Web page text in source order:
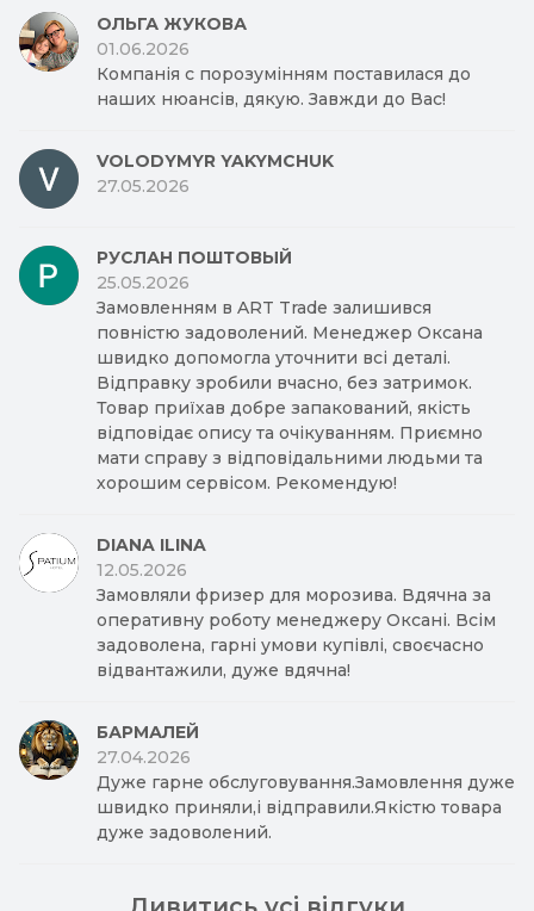
ОЛЬГА ЖУКОВА
01.06.2026
Компанія с порозумінням поставилася до
наших нюансів, дякую. Завжди до Вас!
VOLODYMYR YAKYMCHUK
27.05.2026
РУСЛАН ПОШТОВЫЙ
25.05.2026
Замовленням в ART Trade залишився
повністю задоволений. Менеджер Оксана
швидко допомогла уточнити всі деталі.
Відправку зробили вчасно, без затримок.
Товар приїхав добре запакований, якість
відповідає опису та очікуванням. Приємно
мати справу з відповідальними людьми та
хорошим сервісом. Рекомендую!
DIANA ILINA
12.05.2026
Замовляли фризер для морозива. Вдячна за
оперативну роботу менеджеру Оксані. Всім
задоволена, гарні умови купівлі, своєчасно
відвантажили, дуже вдячна!
БАРМАЛЕЙ
27.04.2026
Дуже гарне обслуговування.Замовлення дуже
швидко приняли,і відправили.Якістю товара
дуже задоволений.